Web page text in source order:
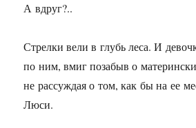
А вдруг?..
Стрелки вели в глубь леса. И
по ним, вмиг позабыв о
не рассуждая о том, как бы на ее
Люси.